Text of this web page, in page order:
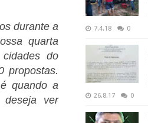
durante a
quarta
do
propostas.
quando a
ver
7.4.18 0
26.8.17 0